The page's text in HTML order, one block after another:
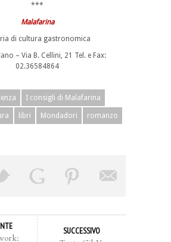
***
Malafarina
di cultura gastronomica
– Via B. Cellini, 21 Tel. e Fax:
02.36584864
I consigli di Malafarina
libri Mondadori romanzo
SUCCESSIVO